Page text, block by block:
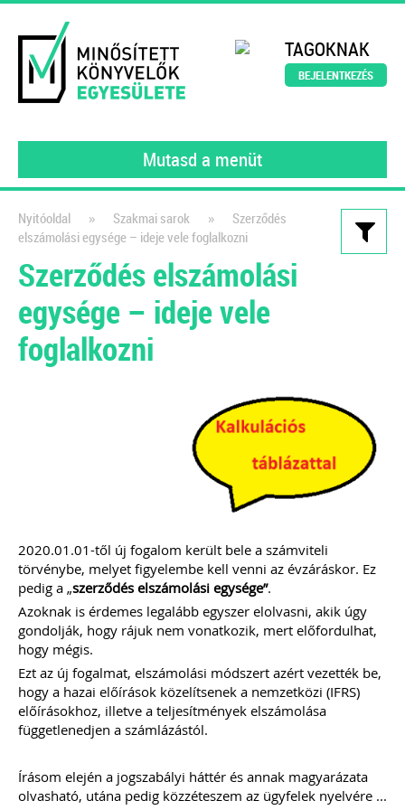
TAGOKNAK
BEJELENTKEZÉS
Mutasd a menüt
Kiadványaink
Nyitómérleg összeállítása
lépésről lépésre – e-book
(VIII. 9.) 3. § alapján a 2022. augusztus
31-én a kisadózó vállalkozások tételes
adóját alkalmazó közkereseti társaság,
betéti társaság, egyéni cég, ügyvédi
iroda
NEM kötelesa számvitelről szóló
2000. évi C. törvény 2/A. § (4)
bekezdése szerintinyitó mérlegét
TAGJAINK INGYENESEN LETÖLTHETIK -
A letöltések menüpont alatt!
Ár: 14.900 Ft
Tagoknak: Ingyenesen
letölthető
MEGRENDELEM
Még több szakmai kiadvány »
Szakmai sarok
Nyitóoldal » Szakmai sarok »
Szerződés
elszámolási egysége – ideje vele foglalkozni
Szerződés elszámolási
egysége – ideje vele
foglalkozni
2020.01.01-től új fogalom került bele a számviteli
törvénybe, melyet figyelembe kell venni az évzáráskor. Ez
pedig a „szerződés elszámolási egysége”.
Azoknak is érdemes legalább egyszer elolvasni, akik úgy
gondolják, hogy rájuk nem vonatkozik, mert előfordulhat,
hogy mégis.
Ezt az új fogalmat, elszámolási módszert azért vezették be,
hogy a hazai előírások közelítsenek a nemzetközi (IFRS)
előírásokhoz, illetve a teljesítmények elszámolása
függetlenedjen a számlázástól.
Írásom elején a jogszabályi háttér és annak magyarázata
olvasható, utána pedig közzéteszem az ügyfelek nyelvére ...